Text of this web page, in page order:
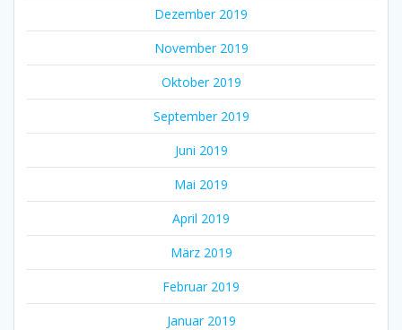
Dezember 2019
November 2019
Oktober 2019
September 2019
Juni 2019
Mai 2019
April 2019
März 2019
Februar 2019
Januar 2019